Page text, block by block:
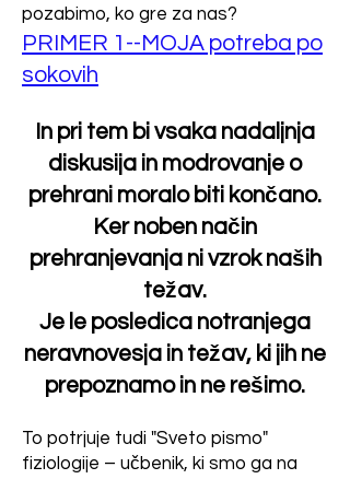
pozabimo, ko gre za nas?
PRIMER 1--MOJA potreba po
sokovih
In pri tem bi vsaka nadaljnja
diskusija in modrovanje o
prehrani moralo biti končano.
Ker noben način
prehranjevanja ni vzrok naših
težav.
Je le posledica notranjega
neravnovesja in težav, ki jih ne
prepoznamo in ne rešimo.
To potrjuje tudi "Sveto pismo"
fiziologije – učbenik, ki smo ga na